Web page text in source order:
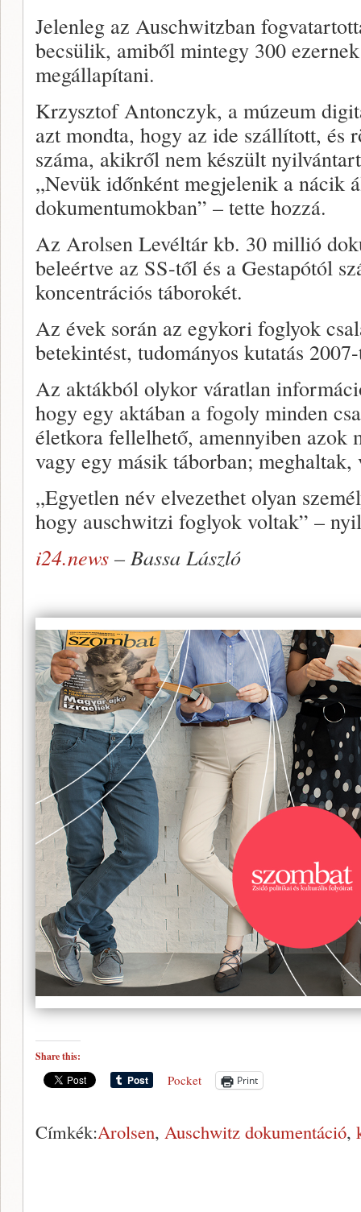
Jelenleg az Auschwitzban
becsülik, amiből mintegy 300
megállapítani.
Krzysztof Antonczyk, a múzeum
azt mondta, hogy az ide szállított, és
száma, akikről nem készült
„Nevük időnként megjelenik a nácik
dokumentumokban” – tette hozzá.
Az Arolsen Levéltár kb. 30 millió
beleértve az SS-től és a Gestapótól
koncentrációs táborokét.
Az évek során az egykori foglyok
betekintést, tudományos kutatás
Az aktákból olykor váratlan
hogy egy aktában a fogoly minden
életkora fellelhető, amennyiben azok
vagy egy másik táborban;
„Egyetlen név elvezethet olyan
hogy auschwitzi foglyok voltak” –
i24.news – Bassa László
Share this:
Pocket Print
Címkék:Arolsen, Auschwitz dokumentáció,